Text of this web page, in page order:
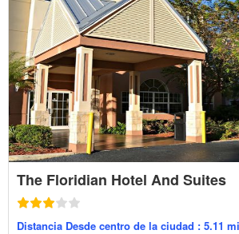
The Floridian Hotel And Suites
Distancia Desde centro de la ciudad : 5.11 mi